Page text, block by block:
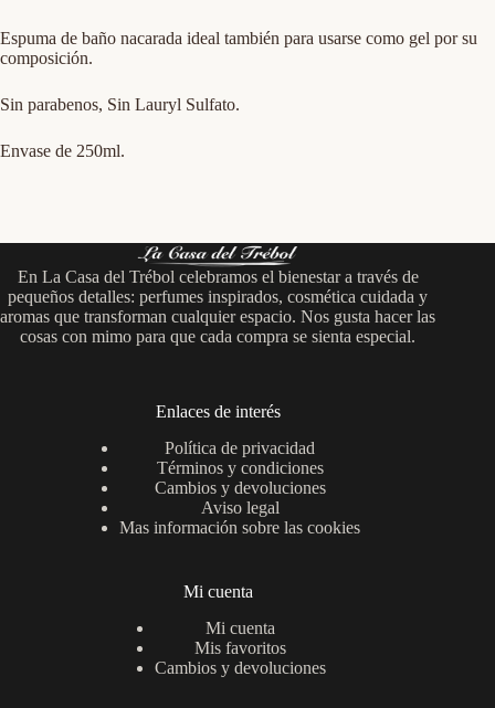
Espuma de baño nacarada ideal también para usarse como gel por su
composición.
Sin parabenos, Sin Lauryl Sulfato.
Envase de 250ml.
En La Casa del Trébol celebramos el bienestar a través de
pequeños detalles: perfumes inspirados, cosmética cuidada y
aromas que transforman cualquier espacio. Nos gusta hacer las
cosas con mimo para que cada compra se sienta especial.
Enlaces de interés
Política de privacidad
Términos y condiciones
Cambios y devoluciones
Aviso legal
Mas información sobre las cookies
Mi cuenta
Mi cuenta
Mis favoritos
Cambios y devoluciones